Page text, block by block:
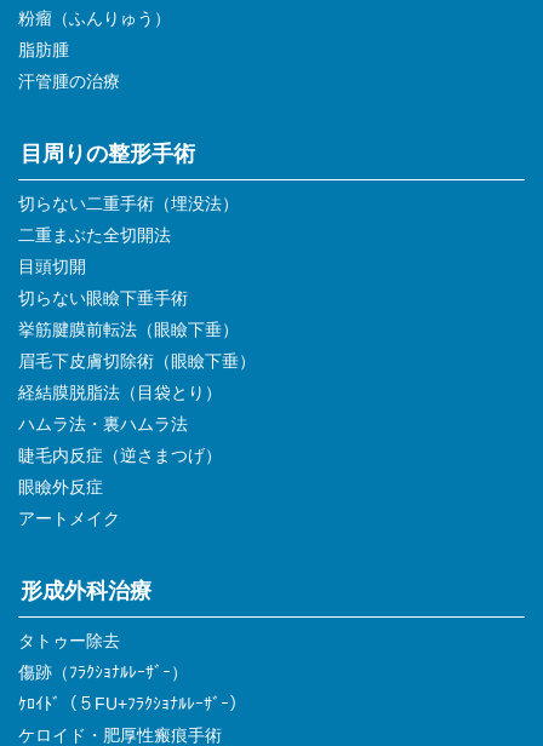
粉瘤（ふんりゅう）
脂肪腫
汗管腫の治療
目周りの整形手術
切らない二重手術（埋没法）
二重まぶた全切開法
目頭切開
切らない眼瞼下垂手術
挙筋腱膜前転法（眼瞼下垂）
眉毛下皮膚切除術（眼瞼下垂）
経結膜脱脂法（目袋とり）
ハムラ法・裏ハムラ法
睫毛内反症（逆さまつげ）
眼瞼外反症
アートメイク
形成外科治療
タトゥー除去
傷跡（ﾌﾗｸｼｮﾅﾙﾚｰｻﾞｰ）
ｹﾛｲﾄﾞ（５FU+ﾌﾗｸｼｮﾅﾙﾚｰｻﾞｰ）
ケロイド・肥厚性瘢痕手術